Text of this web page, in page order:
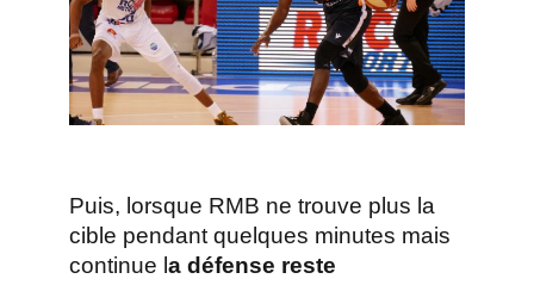
Puis, lorsque RMB ne trouve plus la
cible pendant quelques minutes mais
continue l a défense reste